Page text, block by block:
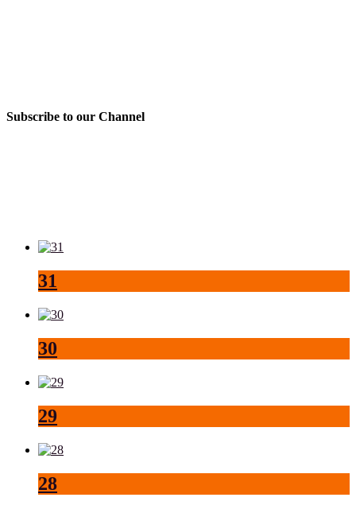
Subscribe to our Channel
31
30
29
28